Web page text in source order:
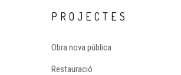
PROJECTES
Obra nova pública
Restauració